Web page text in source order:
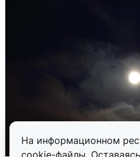
На информационном
cookie-файлы.